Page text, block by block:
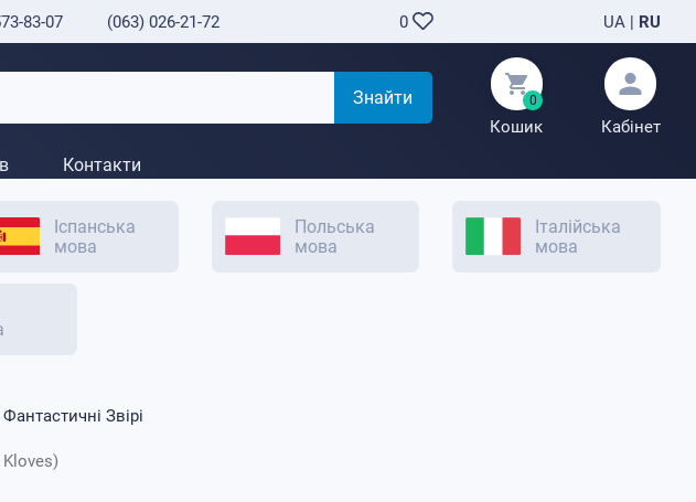
83-07 (063) 026-21-72 0 UA | RU
Знайти 0
Кошик Кабінет
Контакти
Іспанська
мова
Польська
мова
Італійська
мова
Звірі